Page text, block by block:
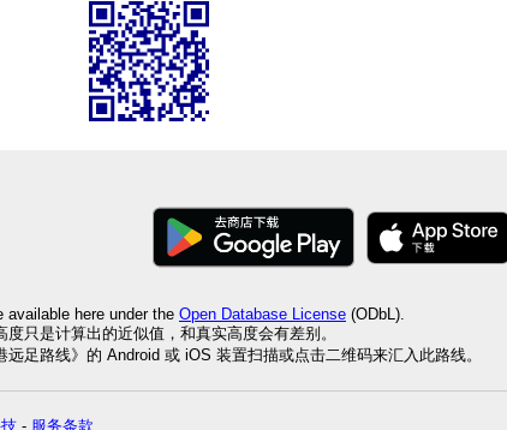
available here under the Open Database License (ODbL).
只是计算出的近似值，和真实高度会有差别。
远足路线》的 Android 或 iOS 装置扫描或点击二维码来汇入此路线。
- 服务条款